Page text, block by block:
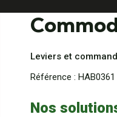
Leviers et
Référence :HAB0361
Nos